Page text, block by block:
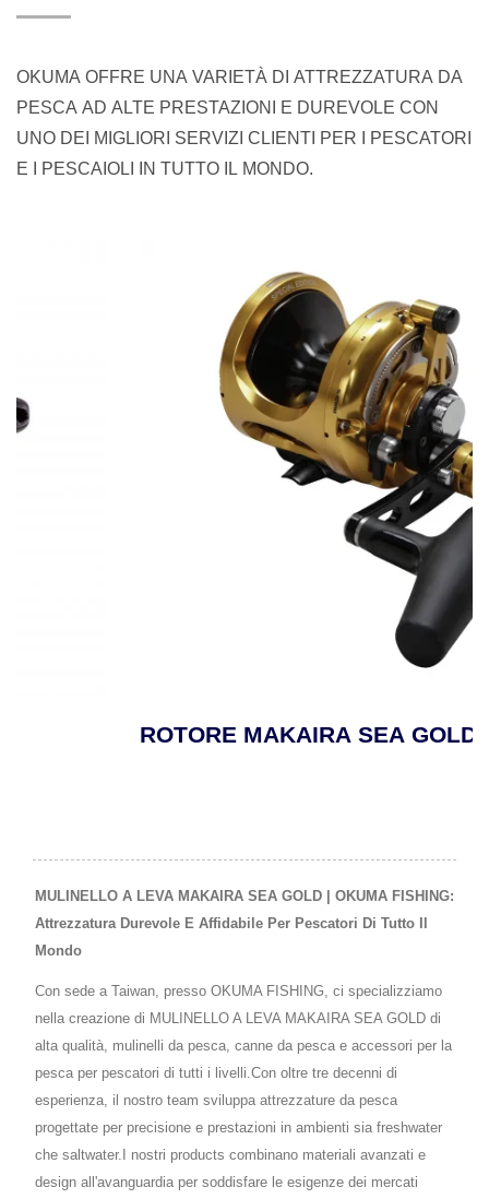
OKUMA OFFRE UNA VARIETÀ DI ATTREZZATURA DA
PESCA AD ALTE PRESTAZIONI E DUREVOLE CON
UNO DEI MIGLIORI SERVIZI CLIENTI PER I PESCATORI
E I PESCAIOLI IN TUTTO IL MONDO.
ROTORE MAKAIRA SEA GOLD A LEVA
MULINELLO A LEVA MAKAIRA SEA GOLD | OKUMA FISHING:
Attrezzatura Durevole E Affidabile Per Pescatori Di Tutto Il
Mondo
Con sede a Taiwan, presso OKUMA FISHING, ci specializziamo
nella creazione di MULINELLO A LEVA MAKAIRA SEA GOLD di
alta qualità, mulinelli da pesca, canne da pesca e accessori per la
pesca per pescatori di tutti i livelli.Con oltre tre decenni di
esperienza, il nostro team sviluppa attrezzature da pesca
progettate per precisione e prestazioni in ambienti sia freshwater
che saltwater.I nostri products combinano materiali avanzati e
design all'avanguardia per soddisfare le esigenze dei mercati